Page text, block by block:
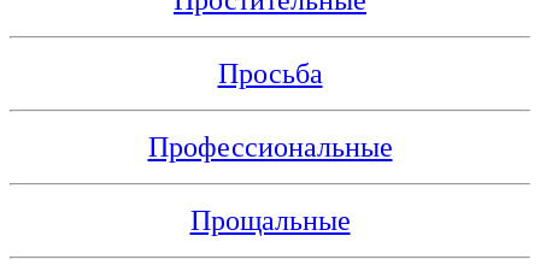
Просьба
Профессиональные
Прощальные